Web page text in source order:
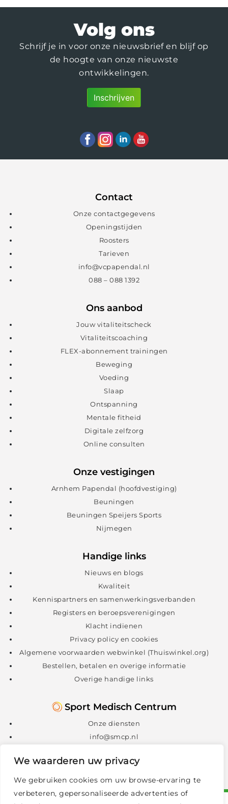
We waarderen uw privacy
We gebruiken cookies om uw browse-ervaring te
verbeteren, gepersonaliseerde advertenties of
Volg ons
Schrijf je in voor onze nieuwsbrief en blijf op
de hoogte van onze nieuwste
ontwikkelingen.
Inschrijven
Contact
Onze contactgegevens
Openingstijden
Roosters
Tarieven
info@vcpapendal.nl
088 – 088 1392
Ons aanbod
Jouw vitaliteitscheck
Vitaliteitscoaching
FLEX-abonnement trainingen
Beweging
Voeding
Slaap
Ontspanning
Mentale fitheid
Digitale zelfzorg
Online consulten
Onze vestigingen
Arnhem Papendal (hoofdvestiging)
Beuningen
Beuningen Speijers Sports
Nijmegen
Handige links
Nieuws en blogs
Kwaliteit
Kennispartners en samenwerkingsverbanden
Registers en beroepsverenigingen
Klacht indienen
Privacy policy en cookies
Algemene voorwaarden webwinkel (Thuiswinkel.org)
Bestellen, betalen en overige informatie
Overige handige links
Sport Medisch Centrum
Onze diensten
info@smcp.nl